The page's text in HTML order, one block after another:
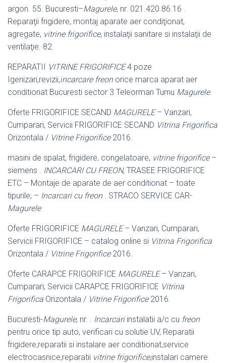
argon. 55. Bucuresti–Magurele, nr. 021.420.86.16 .
Reparaţii frigidere, montaj aparate aer condiţionat,
agregate, vitrine frigorifice, instalaţii sanitare si instalaţii de
ventilaţie. 82.
REPARATII VITRINE FRIGORIFICE4 poze
Igenizari,revizii,incarcare freonorice marca aparat aer
conditionat Bucuresti sector 3 Teleorman Turnu Magurele.
Oferte FRIGORIFICE SECAND MAGURELE– Vanzari,
Cumparari, Servicii FRIGORIFICE SECAND Vitrina Frigorifica
Orizontala / Vitrine Frigorifice2016.
masini de spalat, frigidere, congelatoare, vitrine frigorifice–
siemens . INCARCARI CU FREON, TRASEE FRIGORIFICE
ETC – Montaje de aparate de aer conditionat – toate
tipurile; – Incarcari cu freon. STRACO SERVICE CAR-
Magurele
Oferte FRIGORIFICE MAGURELE– Vanzari, Cumparari,
Servicii FRIGORIFICE – catalog online si Vitrina Frigorifica
Orizontala / Vitrine Frigorifice2016.
Oferte CARAPCE FRIGORIFICE MAGURELE– Vanzari,
Cumparari, Servicii CARAPCE FRIGORIFICE Vitrina
Frigorifica Orizontala / Vitrine Frigorifice2016.
Bucuresti-Magurele, nr. . Incarcariinstalatii a/c cu freon
pentru orice tip auto, verificari cu solutie UV, Reparatii
frigidere,reparatii si instalare aer conditionat,service
electrocasnice,reparatii vitrine frigorifice,instalari camere